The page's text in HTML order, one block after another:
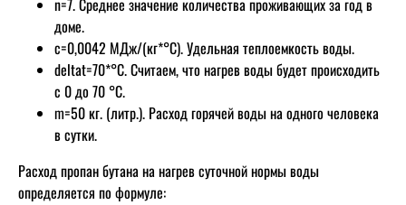
n=7. Среднее значение количества проживающих за год в
доме.
c=0,0042 МДж/(кг*°C). Удельная теплоемкость воды.
deltat=70*°C. Считаем, что нагрев воды будет происходить
с 0 до 70 °C.
m=50 кг. (литр.). Расход горячей воды на одного человека
в сутки.
Расход пропан бутана на нагрев суточной нормы воды
определяется по формуле: